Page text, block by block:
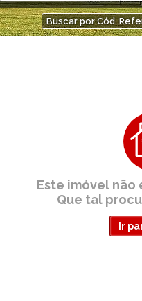
Condominio Privilege
Condomínio Real Park Vila
Helbor Life Club Patteo Mogilar
Helbor Majestic
Helbor Spazio Club
Buscar por Cód.
Este imóvel não
Que tal
Ir